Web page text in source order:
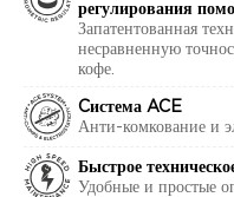
регулирования
Запатентованная
несравненную
кофе.
Cистема ACE
Анти-комкование и
Быстрое
Удобные и простые